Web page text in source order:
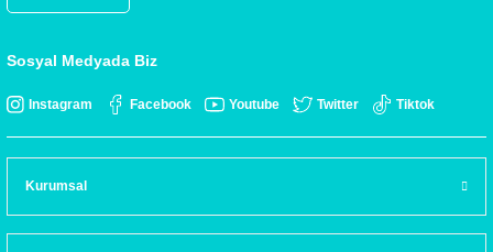
Sosyal Medyada Biz
Instagram Facebook Youtube Twitter Tiktok
Kurumsal